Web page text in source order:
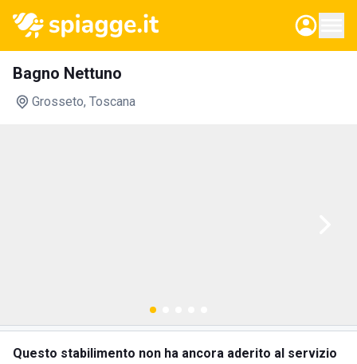
Bagno Nettuno
Grosseto, Toscana
Questo stabilimento non ha ancora aderito al servizio